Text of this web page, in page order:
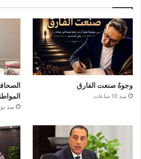
وجوهٌ صنعت الفارق
منذ 10 ساعات
منذ